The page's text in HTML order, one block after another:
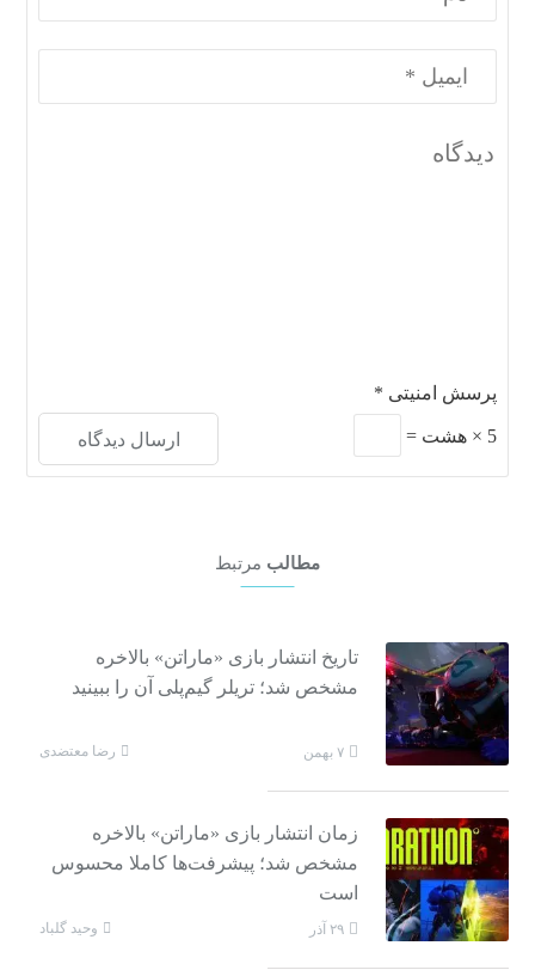
پرسش امنیتی *
5
×هشت =
مطالب مرتبط
تاریخ انتشار بازی «ماراتن» بالاخره
مشخص شد؛ تریلر گیم‌پلی‌ آن را ببینید
۷ بهمن رضا معتضدی
زمان انتشار بازی «ماراتن» بالاخره
مشخص شد؛ پیشرفت‌ها کاملا محسوس
است
۲۹ آذر وحید گلباد